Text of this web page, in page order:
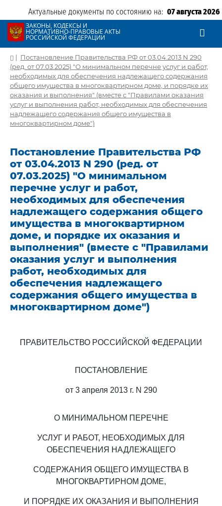
Актуальные документы по состоянию на: 07 августа 2026
ЗАКОНЫ, КОДЕКСЫ И
НОРМАТИВНО-ПРАВОВЫЕ АКТЫ
РОССИЙСКОЙ ФЕДЕРАЦИИ
| Постановление Правительства РФ от 03.04.2013 N 290
(ред. от 07.03.2025) "О минимальном перечне услуг и работ,
необходимых для обеспечения надлежащего содержания
общего имущества в многоквартирном доме, и порядке их
оказания и выполнения" (вместе с "Правилами оказания
услуг и выполнения работ, необходимых для обеспечения
надлежащего содержания общего имущества в
многоквартирном доме")
Постановление Правительства РФ
от 03.04.2013 N 290 (ред. от
07.03.2025) "О минимальном
перечне услуг и работ,
необходимых для обеспечения
надлежащего содержания общего
имущества в многоквартирном
доме, и порядке их оказания и
выполнения" (вместе с "Правилами
оказания услуг и выполнения
работ, необходимых для
обеспечения надлежащего
содержания общего имущества в
многоквартирном доме")
ПРАВИТЕЛЬСТВО РОССИЙСКОЙ ФЕДЕРАЦИИ
ПОСТАНОВЛЕНИЕ
от 3 апреля 2013 г. N 290
О МИНИМАЛЬНОМ ПЕРЕЧНЕ
УСЛУГ И РАБОТ, НЕОБХОДИМЫХ ДЛЯ
ОБЕСПЕЧЕНИЯ НАДЛЕЖАЩЕГО
СОДЕРЖАНИЯ ОБЩЕГО ИМУЩЕСТВА В
МНОГОКВАРТИРНОМ ДОМЕ,
И ПОРЯДКЕ ИХ ОКАЗАНИЯ И ВЫПОЛНЕНИЯ